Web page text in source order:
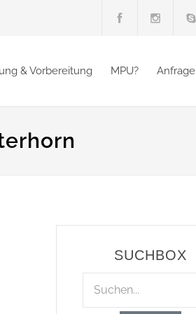
& Vorbereitung MPU?
SUCHBOX